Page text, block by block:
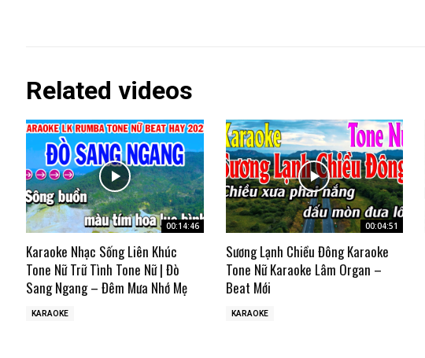
Related videos
00:14:46
Karaoke Nhạc Sống Liên Khúc
Tone Nữ Trữ Tình Tone Nữ | Đò
Sang Ngang – Đêm Mưa Nhớ Mẹ
KARAOKE
00:04:51
Sương Lạnh Chiều Đông Karaoke
Tone Nữ Karaoke Lâm Organ –
Beat Mới
KARAOKE